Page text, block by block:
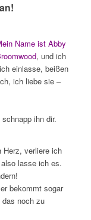
Name ist Abby
, und ich
einlasse, beißen
ich liebe sie –
ihn dir.
verliere ich
lasse ich es.
bekommt sogar
noch zu